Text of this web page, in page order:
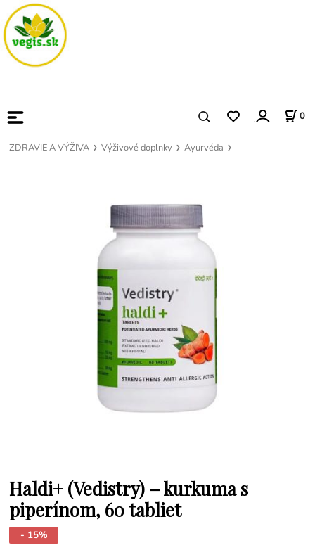
0
ZDRAVIE A VÝŽIVA Výživové doplnky Ayurvéda
Haldi+ (Vedistry) – kurkuma s
piperínom, 60 tabliet
- 15%